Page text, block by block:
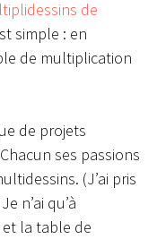
de
simple : en
de multiplication
de projets
ses passions
(J’ai pris
n’ai qu’à
la table de